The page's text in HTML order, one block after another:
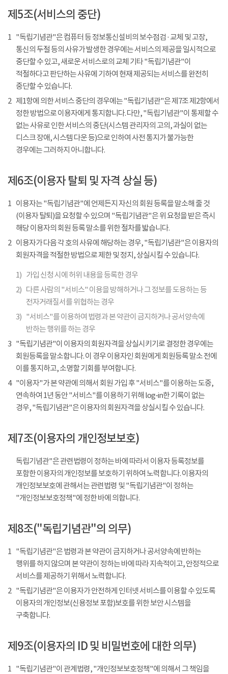
제5조(서비스의 중단)
1 "독립기념관"은 컴퓨터 등 정보통신설비의 보수점검 · 교체 및 고장,
통신의 두절 등의 사유가 발생한 경우에는 서비스의 제공을 일시적으로
중단할 수 있고, 새로운 서비스로의 교체 기타 "독립기념관"이
적절하다고 판단하는 사유에 기하여 현재 제공되는 서비스를 완전히
중단할 수 있습니다.
2 제1항에 의한 서비스 중단의 경우에는 "독립기념관"은 제7조 제2항에서
정한 방법으로 이용자에게 통지합니다. 다만, "독립기념관"이 통제할 수
없는 사유로 인한 서비스의 중단(시스템 관리자의 고의, 과실이 없는
디스크 장애, 시스템 다운 등)으로 인하여 사전 통지가 불가능한
경우에는 그러하지 아니합니다.
제6조(이용자 탈퇴 및 자격 상실 등)
1 이용자는 "독립기념관"에 언제든지 자신의 회원 등록을 말소해 줄 것
(이용자 탈퇴)을 요청할 수 있으며 "독립기념관"은 위 요청을 받은 즉시
해당 이용자의 회원 등록 말소를 위한 절차를 밟습니다.
2 이용자가 다음 각 호의 사유에 해당하는 경우, "독립기념관"은 이용자의
회원자격을 적절한 방법으로 제한 및 정지, 상실시킬 수 있습니다.
1) 가입 신청 시에 허위 내용을 등록한 경우
2) 다른 사람의 "서비스" 이용을 방해하거나 그 정보를 도용하는 등
전자거래질서를 위협하는 경우
3) "서비스"를 이용하여 법령과 본 약관이 금지하거나 공서양속에
반하는 행위를 하는 경우
3 "독립기념관"이 이용자의 회원자격을 상실시키기로 결정한 경우에는
회원등록을 말소합니다. 이 경우 이용자인 회원에게 회원등록 말소 전에
이를 통지하고, 소명할 기회를 부여합니다.
4
"이용자"가 본 약관에 의해서 회원 가입 후 "서비스"를 이용하는 도중,
연속하여 1년 동안 "서비스"를 이용하기 위해 log-in한 기록이 없는
경우, "독립기념관"은 이용자의 회원자격을 상실시킬 수 있습니다.
제7조(이용자의 개인정보보호)
독립기념관"은 관련법령이 정하는 바에 따라서 이용자 등록정보를
포함한 이용자의 개인정보를 보호하기 위하여 노력합니다. 이용자의
개인정보보호에 관해서는 관련법령 및 "독립기념관"이 정하는
"개인정보보호정책"에 정한 바에 의합니다.
제8조("독립기념관"의 의무)
1 "독립기념관"은 법령과 본 약관이 금지하거나 공서양속에 반하는
행위를 하지 않으며 본 약관이 정하는 바에 따라 지속적이고, 안정적으로
서비스를 제공하기 위해서 노력합니다.
2 "독립기념관"은 이용자가 안전하게 인터넷 서비스를 이용할 수 있도록
이용자의 개인정보(신용정보 포함)보호를 위한 보안 시스템을
구축합니다.
제9조(이용자의 ID 및 비밀번호에 대한 의무)
1 "독립기념관"이 관계법령, "개인정보보호정책"에 의해서 그 책임을